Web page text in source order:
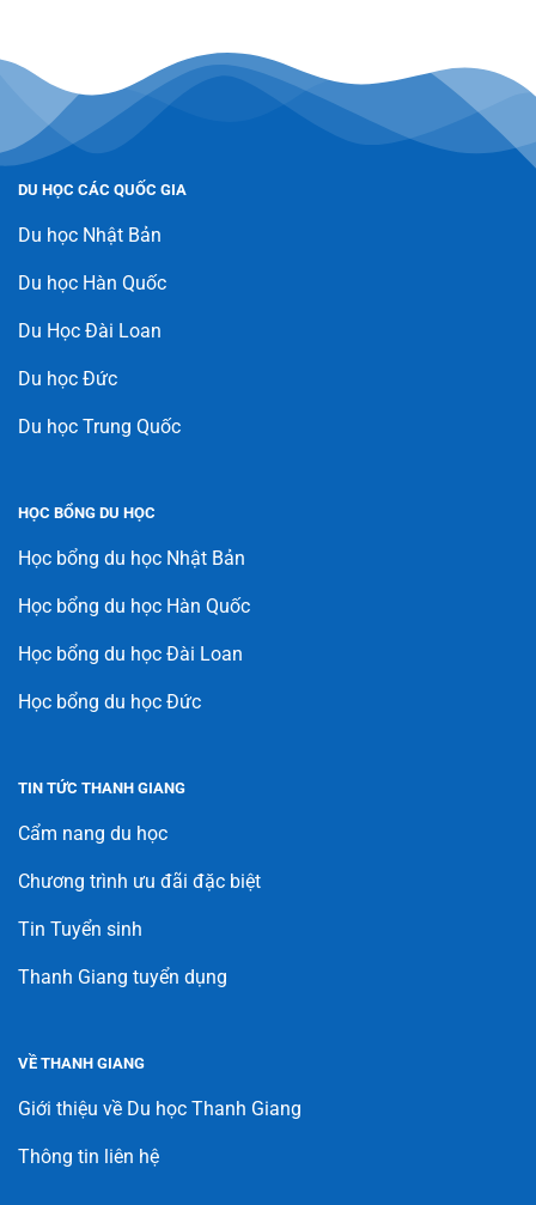
DU HỌC CÁC QUỐC GIA
Du học Nhật Bản
Du học Hàn Quốc
Du Học Đài Loan
Du học Đức
Du học Trung Quốc
HỌC BỔNG DU HỌC
Học bổng du học Nhật Bản
Học bổng du học Hàn Quốc
Học bổng du học Đài Loan
Học bổng du học Đức
TIN TỨC THANH GIANG
Cẩm nang du học
Chương trình ưu đãi đặc biệt
Tin Tuyển sinh
Thanh Giang tuyển dụng
VỀ THANH GIANG
Giới thiệu về Du học Thanh Giang
Thông tin liên hệ